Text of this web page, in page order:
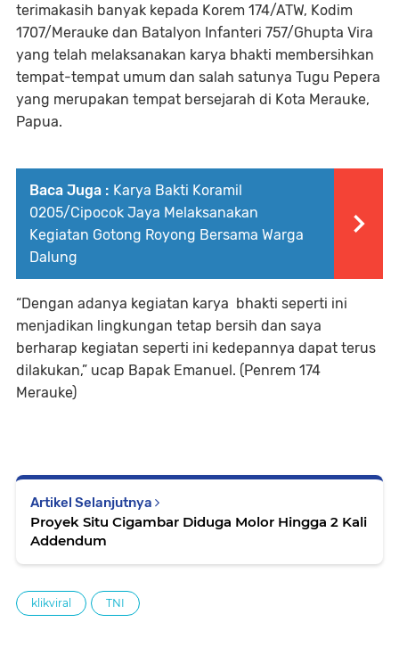
terimakasih banyak kepada Korem 174/ATW, Kodim
1707/Merauke dan Batalyon Infanteri 757/Ghupta Vira
yang telah melaksanakan karya bhakti membersihkan
tempat-tempat umum dan salah satunya Tugu Pepera
yang merupakan tempat bersejarah di Kota Merauke,
Papua.
Baca Juga : Karya Bakti Koramil
0205/Cipocok Jaya Melaksanakan
Kegiatan Gotong Royong Bersama Warga
Dalung
“Dengan adanya kegiatan karya bhakti seperti ini
menjadikan lingkungan tetap bersih dan saya
berharap kegiatan seperti ini kedepannya dapat terus
dilakukan,” ucap Bapak Emanuel. (Penrem 174
Merauke)
Artikel Selanjutnya
Proyek Situ Cigambar Diduga Molor Hingga 2 Kali
Addendum
klikviral TNI